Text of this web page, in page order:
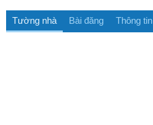
Tường nhà Bài đăng Thông tin